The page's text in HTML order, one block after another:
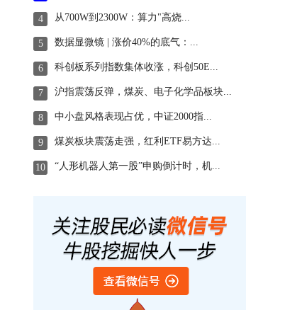
4 从700W到2300W：算力"高烧...
5 数据显微镜 | 涨价40%的底气：...
6 科创板系列指数集体收涨，科创50E...
7 沪指震荡反弹，煤炭、电子化学品板块...
8 中小盘风格表现占优，中证2000指...
9 煤炭板块震荡走强，红利ETF易方达...
10 “人形机器人第一股”申购倒计时，机...